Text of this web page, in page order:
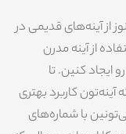
از آینه‌های قدیمی در
از آینه مدرن
ایجاد کنین. تا
کاربرد بهتری
با شماره‌های